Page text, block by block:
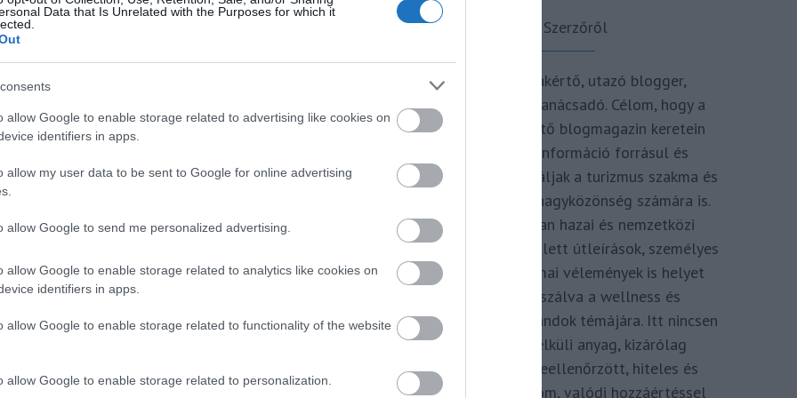
Data that Is Unrelated with the Purposes for which it
allow Google to enable storage related to advertising like cookies on
identifiers in apps.
allow my user data to be sent to Google for online advertising
allow Google to send me personalized advertising.
allow Google to enable storage related to analytics like cookies on
identifiers in apps.
allow Google to enable storage related to functionality of the website
allow Google to enable storage related to personalization.
nap karantén.Az egyetlen megoldás az, ha még
ezekből az országokból
nyerhetünk pár napot, de az sem lesz sok és ez is
a karanténból
meg senkit azok közül, akik külföldről térnének
kontaktkutatás során került megfigyelés alá,
tesztet kérni, mertkénytelenek kivárni a 10
ennek ellenére továbbra is van értelme, mert
Utóbbi esetében nem rohannék haza a
terjedelmében,
operatív törzs mai, kapcsolódó tájékoztatója itt
A Szerzőről
Turisztikai szakértő, utazó blogger,
vendégélmény tanácsadó. Célom, hogy a
kategória teremtő blogmagazin keretein
belül hiteles információ forrásul és
inspirációul szolgáljak a turizmus szakma és
az utazni vágyó nagyközönség számára is.
Repertoáromban hazai és nemzetközi
turizmus hírek mellett útleírások, személyes
ajánlók és szakmai vélemények is helyet
kapnak, fókuszálva a wellness és
termálfürdők, strandok témájára. Itt nincsen
hivatkozás nélküli anyag, kizárólag
többszörösen leellenőrzött, hiteles és
minőségi tartalom, valódi hozzáértéssel